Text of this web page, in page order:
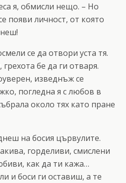
я, обмисли нещо. – Но
появи личност, от която
се да отвори уста тя.
бе да ги отваря.
изведнъж се
погледна я с любов в
около тях като пране
на босия цървулите.
горделиви, смислени
как да ти кажа…
и боси ги оставиш, а те